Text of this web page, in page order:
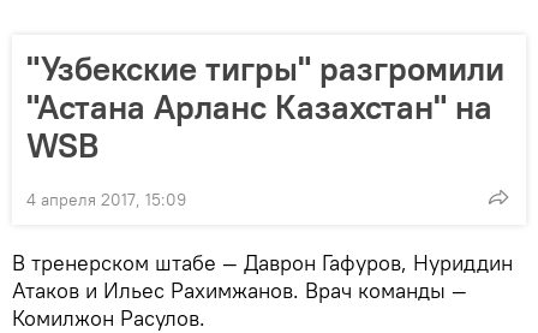
"Узбекские тигры" разгромили
"Астана Арланс Казахстан" на
WSB
4 апреля 2017, 15:09
В тренерском штабе — Даврон Гафуров, Нуриддин
Атаков и Ильес Рахимжанов. Врач команды —
Комилжон Расулов.